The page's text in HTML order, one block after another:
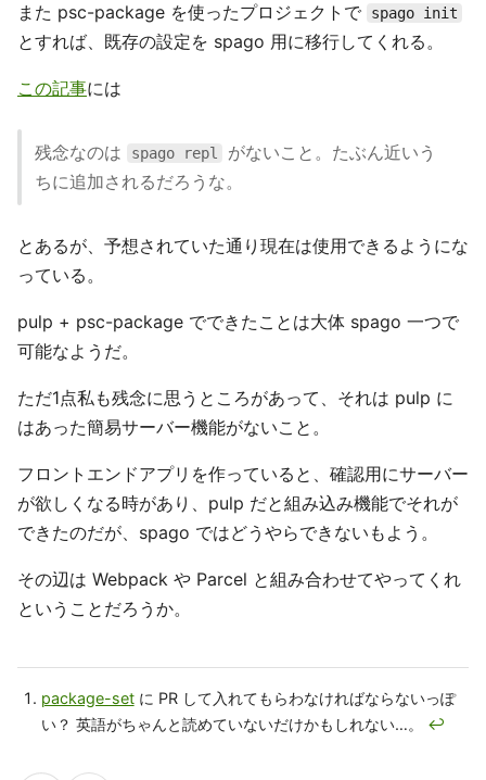
また psc-package を使ったプロジェクトで spago init
とすれば、既存の設定を spago 用に移行してくれる。
この記事には
残念なのは spago repl
がないこと。たぶん近いう
ちに追加されるだろうな。
とあるが、予想されていた通り現在は使用できるようにな
っている。
pulp + psc-package でできたことは大体 spago 一つで
可能なようだ。
ただ1点私も残念に思うところがあって、それは pulp に
はあった簡易サーバー機能がないこと。
フロントエンドアプリを作っていると、確認用にサーバー
が欲しくなる時があり、pulp だと組み込み機能でそれが
できたのだが、spago ではどうやらできないもよう。
その辺は Webpack や Parcel と組み合わせてやってくれ
ということだろうか。
package-setに PR して入れてもらわなければならないっぽ
い？ 英語がちゃんと読めていないだけかもしれない…。 ↩